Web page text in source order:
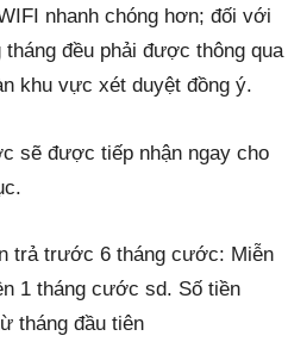
nhanh chóng hơn; đối với
đều phải được thông qua
khu vực xét duyệt đồng ý.
sẽ được tiếp nhận ngay cho
trả trước 6 tháng cước: Miễn
1 tháng cước sd. Số tiền
tháng đầu tiên